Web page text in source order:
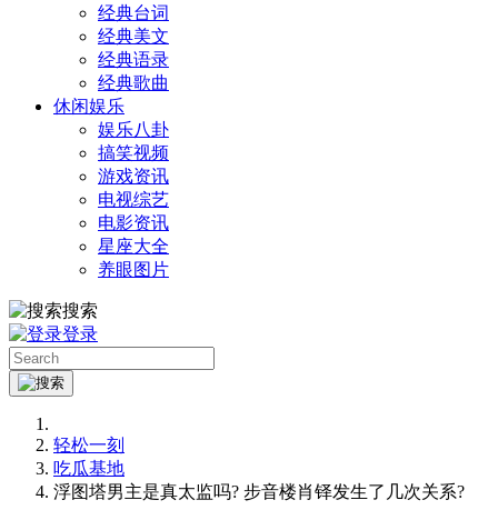
经典台词
经典美文
经典语录
经典歌曲
休闲娱乐
娱乐八卦
搞笑视频
游戏资讯
电视综艺
电影资讯
星座大全
养眼图片
搜索
登录
轻松一刻
吃瓜基地
浮图塔男主是真太监吗? 步音楼肖铎发生了几次关系?